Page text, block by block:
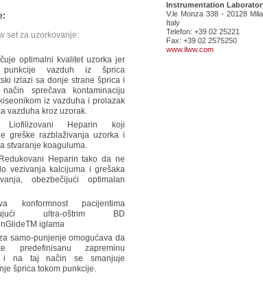
set za uzorkovanje:
optimalni kvalitet uzorka jer
punkcije vazduh iz šprica
izlazi sa donje strane šprica i
sprečava kontaminaciju
iz vazduha i prolazak
vazduha kroz uzorak.
Liofilizovani Heparin koji
greške razblaživanja uzorka i
stvaranje koaguluma.
Heparin tako da ne
vezivanja kalcijuma i grešaka
obezbečijući optimalan
konformnost pacijentima
ultra-oštrim BD
iglama
samo-punjenje omogućava da
predefinisanu zapreminu
i na taj način se smanjuje
šprica tokom punkcije.
Instrumentation
V.le Monza 338 - 20128
Italy
Telefon: +39 02 25221
Fax: +39 02 2575250
www.ilww.com